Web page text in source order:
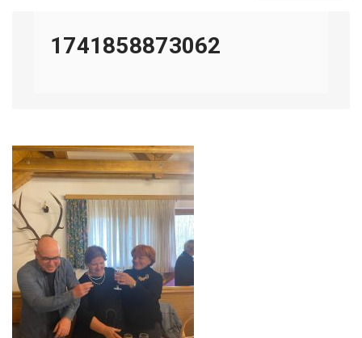
1741858873062